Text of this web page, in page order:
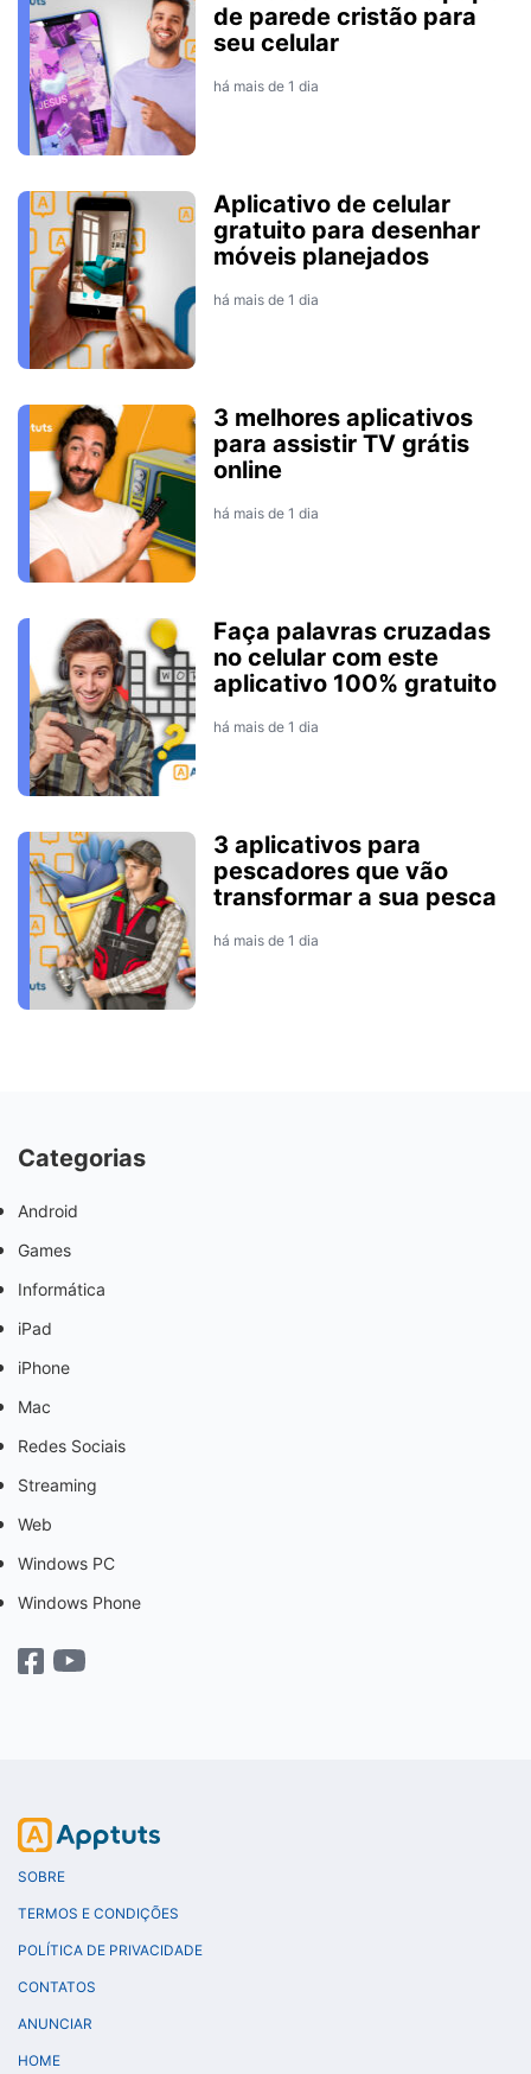
de parede cristão para
seu celular
há mais de 1 dia
Aplicativo de celular
gratuito para desenhar
móveis planejados
há mais de 1 dia
3 melhores aplicativos
para assistir TV grátis
online
há mais de 1 dia
Faça palavras cruzadas
no celular com este
aplicativo 100% gratuito
há mais de 1 dia
3 aplicativos para
pescadores que vão
transformar a sua pesca
há mais de 1 dia
Categorias
Android
Games
Informática
iPad
iPhone
Mac
Redes Sociais
Streaming
Web
Windows PC
Windows Phone
SOBRE
TERMOS E CONDIÇÕES
POLÍTICA DE PRIVACIDADE
CONTATOS
ANUNCIAR
HOME